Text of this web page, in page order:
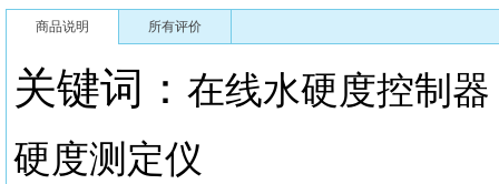
商品说明 所有评价
关键词： 在线水硬度控制器
硬度测定仪